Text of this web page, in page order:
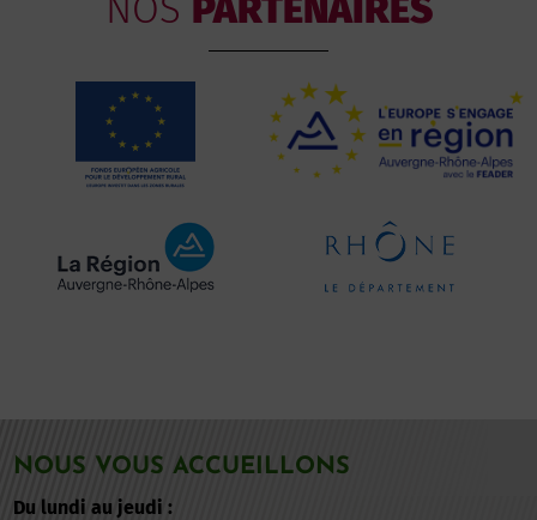
NOUS VOUS ACCUEILLONS
Du lundi au jeudi :